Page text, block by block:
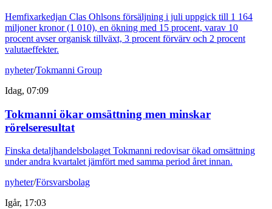
Hemfixarkedjan Clas Ohlsons försäljning i juli uppgick till 1 164
miljoner kronor (1 010), en ökning med 15 procent, varav 10
procent avser organisk tillväxt, 3 procent förvärv och 2 procent
valutaeffekter.
nyheter/Tokmanni Group
Idag, 07:09
Tokmanni ökar omsättning men minskar
rörelseresultat
Finska detaljhandelsbolaget Tokmanni redovisar ökad omsättning
under andra kvartalet jämfört med samma period året innan.
nyheter/Försvarsbolag
Igår, 17:03